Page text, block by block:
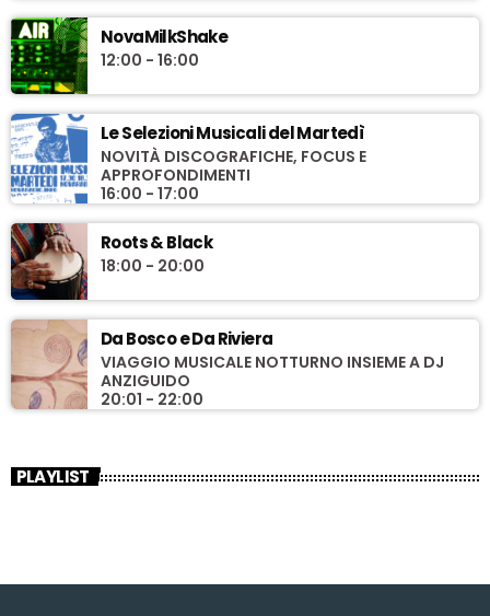
NovaMilkShake
12:00 - 16:00
Le Selezioni Musicali del Martedì
NOVITÀ DISCOGRAFICHE, FOCUS E
APPROFONDIMENTI
16:00 - 17:00
Roots & Black
18:00 - 20:00
Da Bosco e Da Riviera
VIAGGIO MUSICALE NOTTURNO INSIEME A DJ
ANZIGUIDO
20:01 - 22:00
PLAYLIST